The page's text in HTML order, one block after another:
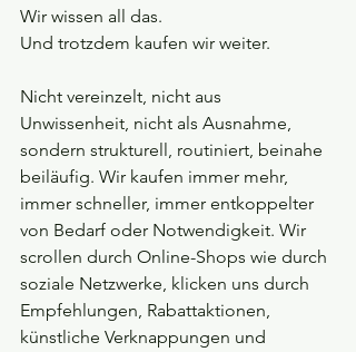
Wir wissen all das.
Und trotzdem kaufen wir weiter.
Nicht vereinzelt, nicht aus
Unwissenheit, nicht als Ausnahme,
sondern strukturell, routiniert, beinahe
beiläufig. Wir kaufen immer mehr,
immer schneller, immer entkoppelter
von Bedarf oder Notwendigkeit. Wir
scrollen durch Online-Shops wie durch
soziale Netzwerke, klicken uns durch
Empfehlungen, Rabattaktionen,
künstliche Verknappungen und